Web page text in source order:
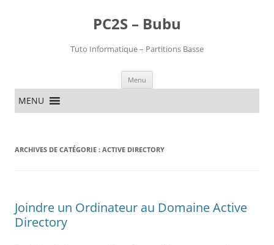
PC2S – Bubu
Tuto Informatique – Partitions Basse
Menu
contenu
MENU
ARCHIVES DE CATÉGORIE : ACTIVE DIRECTORY
Joindre un Ordinateur au Domaine Active
Directory